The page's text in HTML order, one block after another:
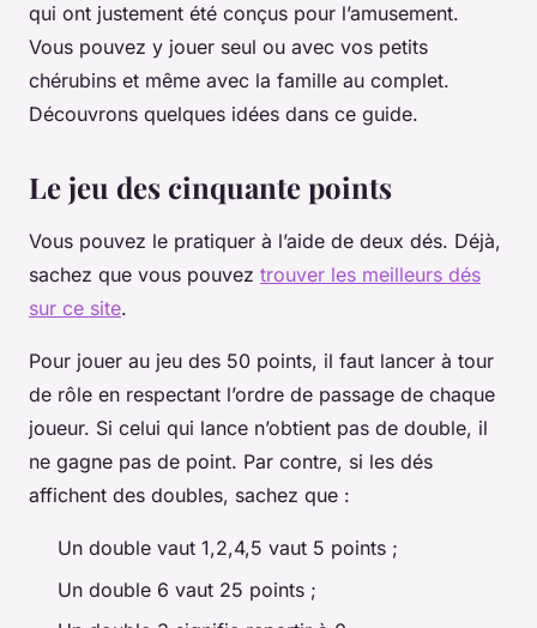
qui ont justement été conçus pour l’amusement.
Vous pouvez y jouer seul ou avec vos petits
chérubins et même avec la famille au complet.
Découvrons quelques idées dans ce guide.
Le jeu des cinquante points
Vous pouvez le pratiquer à l’aide de deux dés. Déjà,
sachez que vous pouvez trouver les meilleurs dés
sur ce site.
Pour jouer au jeu des 50 points, il faut lancer à tour
de rôle en respectant l’ordre de passage de chaque
joueur. Si celui qui lance n’obtient pas de double, il
ne gagne pas de point. Par contre, si les dés
affichent des doubles, sachez que :
Un double vaut 1,2,4,5 vaut 5 points ;
Un double 6 vaut 25 points ;